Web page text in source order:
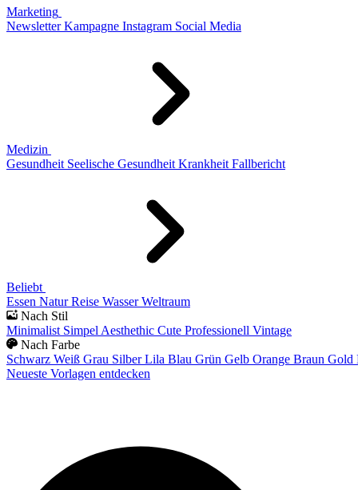
Marketing
Newsletter Kampagne Instagram Social Media
Medizin
Gesundheit Seelische Gesundheit Krankheit Fallbericht
Beliebt
Essen Natur Reise Wasser Weltraum
Nach Stil
Minimalist Simpel Aesthethic Cute Professionell Vintage
Nach Farbe
Schwarz Weiß Grau Silber Lila Blau Grün Gelb Orange Braun Gold
Neueste Vorlagen entdecken